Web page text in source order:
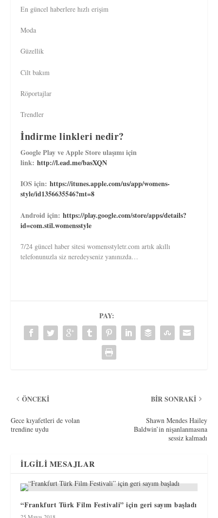
En güncel haberlere hızlı erişim
Moda
Güzellik
Cilt bakım
Röportajlar
Trendler
İndirme linkleri nedir?
Google Play ve Apple Store ulaşımı için
link:http://l.ead.me/basXQN
IOS için:https://itunes.apple.com/us/app/womens-
style/id1356635546?mt=8
Android için:https://play.google.com/store/apps/details?
id=com.stil.womensstyle
7/24 güncel haber sitesi womensstyletr.com artık akıllı
telefonunuzla siz neredeyseniz yanınızda…
PAY:
ÖNCEKI
Gece kıyafetleri de volan
trendine uydu
BIR SONRAKI
Shawn Mendes Hailey
Baldwin’in nişanlanmasına
sessiz kalmadı
İLGILI MESAJLAR
“Frankfurt Türk Film Festivali” için geri sayım başladı